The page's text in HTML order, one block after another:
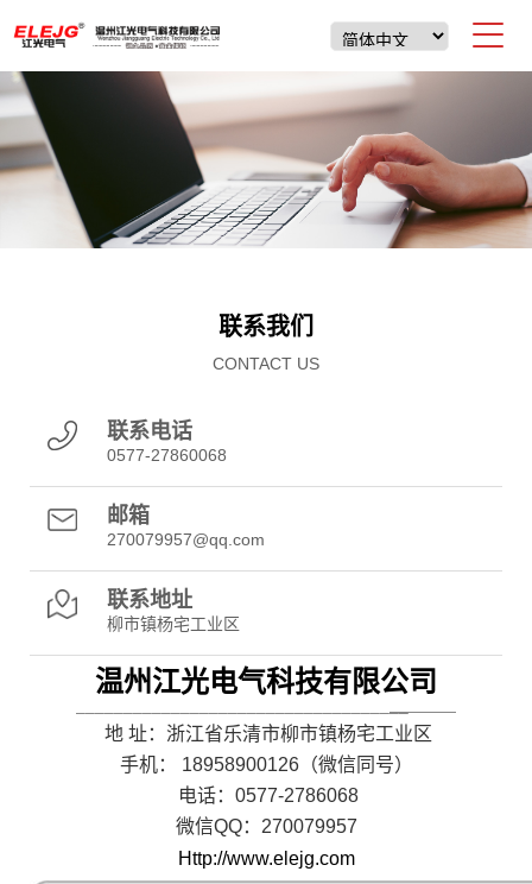
联系我们
CONTACT US
联系电话
0577-27860068
邮箱
270079957@qq.com
联系地址
柳市镇杨宅工业区
温州江光电气科技有限公司
地 址：浙江省乐清市柳市镇杨宅工业区
手机： 18958900126（微信同号）
电话：0577-2786068
微信QQ：270079957
Http://www.elejg.com